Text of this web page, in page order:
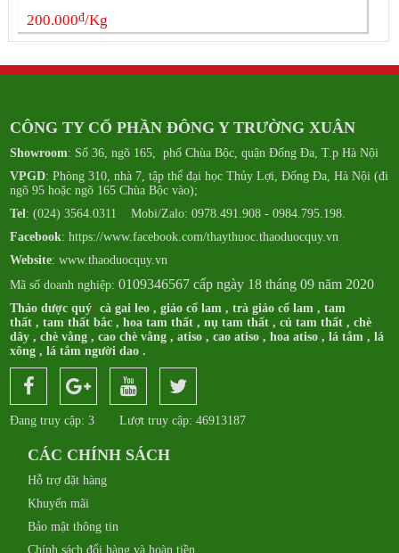
200.000đ/Kg
CÔNG TY CỔ PHẦN ĐÔNG Y TRƯỜNG XUÂN
Showroom: Số 36, ngõ 165, phố Chùa Bộc, quận Đống Đa, T.p Hà Nội
VPGD: Phòng 310, nhà 7, tập thể đại học Thủy Lợi, Đống Đa, Hà Nội (đi
ngõ 95 hoặc ngõ 165 Chùa Bộc vào);
Tel: (024) 3564.0311 Mobi/Zalo: 0978.491.908 - 0984.795.198.
Facebook:https://www.facebook.com/thaythuoc.thaoduocquy.vn
Website: www.thaoduocquy.vn
Mã số doanh nghiệp:0109346567 cấp ngày 18 tháng 09 năm 2020
Thảo dược quý:cà gai leo ,giảo cổ lam ,trà giảo cổ lam ,tam
thất ,tam thất bắc ,hoa tam thất ,nụ tam thất ,củ tam thất ,chè
dây ,chè vằng ,cao chè vằng ,atiso ,cao atiso ,hoa atiso ,lá tắm ,lá
xông ,lá tắm người dao .
Đang truy cập: 3 Lượt truy cập: 46913187
CÁC CHÍNH SÁCH
Hỗ trợ đặt hàng
Khuyến mãi
Bảo mật thông tin
Chính sách đổi hàng và hoàn tiền